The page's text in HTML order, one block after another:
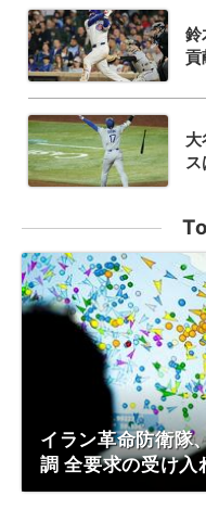
鈴
貢
イラン革命防衛隊
調 全要求の受け入